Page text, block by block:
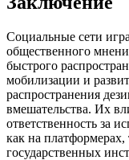
Социальные сети
общественного
быстрого
мобилизации и
распространения
вмешательства. Их
ответственность за
как на платформерах,
государственных